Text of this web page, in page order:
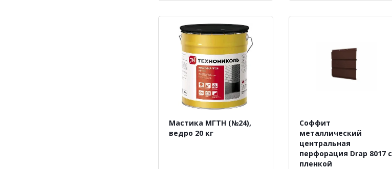
Мастика МГТН (№24),
ведро 20 кг
Соффит
металлический
центральная
перфорация Drap 8017 с
пленкой